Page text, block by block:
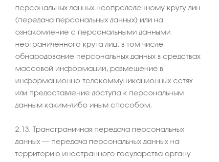
персональных данных неопределенному кругу лиц
(передача персональных данных) или на
ознакомление с персональными данными
неограниченного круга лиц, в том числе
обнародование персональных данных в средствах
массовой информации, размещение в
информационно-телекоммуникационных сетях
или предоставление доступа к персональным
данным каким-либо иным способом.
2.13. Трансграничная передача персональных
данных – передача персональных данных на
территорию иностранного государства органу